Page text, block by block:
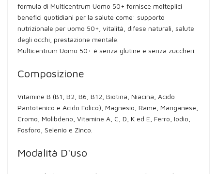
formula di Multicentrum Uomo 50+ fornisce molteplici
benefici quotidiani per la salute come: supporto
nutrizionale per uomo 50+, vitalità, difese naturali, salute
degli occhi, prestazione mentale.
Multicentrum Uomo 50+ è senza glutine e senza zuccheri.
Composizione
Vitamine B (B1, B2, B6, B12, Biotina, Niacina, Acido
Pantotenico e Acido Folico), Magnesio, Rame, Manganese,
Cromo, Molibdeno, Vitamine A, C, D, K ed E, Ferro, Iodio,
Fosforo, Selenio e Zinco.
Modalità D'uso